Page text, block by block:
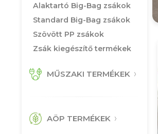
Alaktartó Big-Bag zsákok
Standard Big-Bag zsákok
Szövött PP zsákok
Zsák kiegészítő termékek
MŰSZAKI TERMÉKEK
AÖP TERMÉKEK